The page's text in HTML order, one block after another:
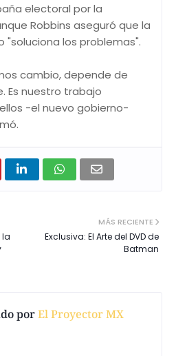
electoral por la
Robbins aseguró que la
"soluciona los problemas".
cambio, depende de
Es nuestro trabajo
-el nuevo gobierno-
MÁS RECIENTE
Exclusiva: El Arte del DVD de
Batman
la
porEl Proyector MX